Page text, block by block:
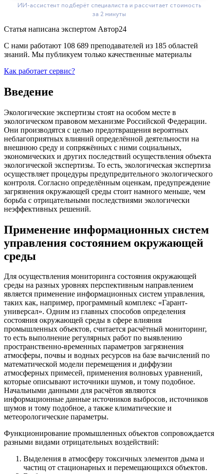
Статья написана экспертом Автор24
С нами работают 108 689 преподавателей из 185 областей
знаний. Мы публикуем только качественные материалы
Как работает сервис?
Введение
Экологические экспертизы стоят на особом месте в
экологическом правовом механизме Российской Федерации.
Они производятся с целью предотвращения вероятных
неблагоприятных влияний определённой деятельности на
внешнюю среду и сопряжённых с ними социальных,
экономических и других последствий осуществления объекта
экологической экспертизы. То есть, экологическая экспертиза
осуществляет процедуры предупредительного экологического
контроля. Согласно определённым оценкам, предупреждение
загрязнения окружающей среды стоит намного меньше, чем
борьба с отрицательными последствиями экологически
неэффективных решений.
Применение информационных систем
управления состоянием окружающей
среды
Для осуществления мониторинга состояния окружающей
среды на разных уровнях перспективным направлением
является применение информационных систем управления,
таких как, например, программный комплекс «Гарант-
универсал». Одним из главных способов определения
состояния окружающей среды в сфере влияния
промышленных объектов, считается расчётный мониторинг,
то есть выполнение регулярных работ по выявлению
пространственно-временных параметров загрязнения
атмосферы, почвы и водных ресурсов на базе вычислений по
математической модели перемещения и диффузии
атмосферных примесей, применения волновых уравнений,
которые описывают источники шумов, и тому подобное.
Начальными данными для расчётов являются
информационные данные источников выбросов, источников
шумов и тому подобное, а также климатические и
метеорологические параметры.
Функционирование промышленных объектов сопровождается
разными видами отрицательных воздействий:
Выделения в атмосферу токсичных элементов дыма и
частиц от стационарных и перемещающихся объектов.